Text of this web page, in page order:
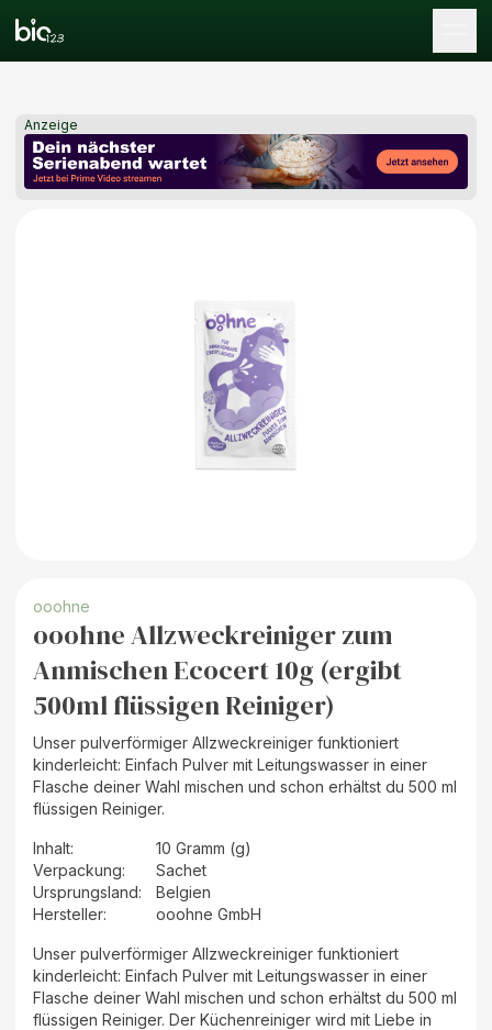
Anzeige
ooohne
ooohne Allzweckreiniger zum
Anmischen Ecocert 10g (ergibt
500ml flüssigen Reiniger)
Unser pulverförmiger Allzweckreiniger funktioniert
kinderleicht: Einfach Pulver mit Leitungswasser in einer
Flasche deiner Wahl mischen und schon erhältst du 500 ml
flüssigen Reiniger.
Inhalt:
10 Gramm (g)
Verpackung:
Sachet
Ursprungsland:
Belgien
Hersteller: ooohne GmbH
Unser pulverförmiger Allzweckreiniger funktioniert
kinderleicht: Einfach Pulver mit Leitungswasser in einer
Flasche deiner Wahl mischen und schon erhältst du 500 ml
flüssigen Reiniger. Der Küchenreiniger wird mit Liebe in